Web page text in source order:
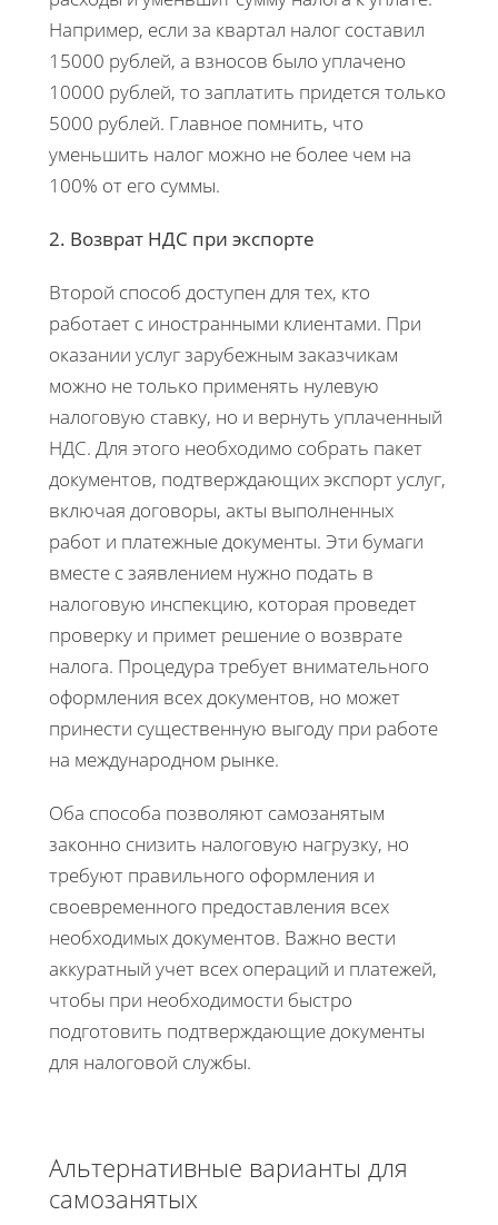
Например, если за квартал налог составил
15000 рублей, а взносов было уплачено
10000 рублей, то заплатить придется только
5000 рублей. Главное помнить, что
уменьшить налог можно не более чем на
100% от его суммы.
2. Возврат НДС при экспорте
Второй способ доступен для тех, кто
работает с иностранными клиентами. При
оказании услуг зарубежным заказчикам
можно не только применять нулевую
налоговую ставку, но и вернуть уплаченный
НДС. Для этого необходимо собрать пакет
документов, подтверждающих экспорт услуг,
включая договоры, акты выполненных
работ и платежные документы. Эти бумаги
вместе с заявлением нужно подать в
налоговую инспекцию, которая проведет
проверку и примет решение о возврате
налога. Процедура требует внимательного
оформления всех документов, но может
принести существенную выгоду при работе
на международном рынке.
Оба способа позволяют самозанятым
законно снизить налоговую нагрузку, но
требуют правильного оформления и
своевременного предоставления всех
необходимых документов. Важно вести
аккуратный учет всех операций и платежей,
чтобы при необходимости быстро
подготовить подтверждающие документы
для налоговой службы.
Альтернативные варианты для
самозанятых